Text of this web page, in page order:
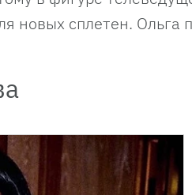
новых сплетен. Ольга